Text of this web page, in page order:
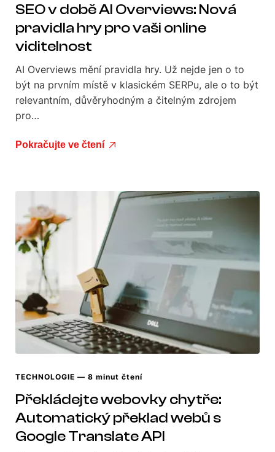
SEO v době AI Overviews: Nová
pravidla hry pro vaši online
viditelnost
AI Overviews mění pravidla hry. Už nejde jen o to
být na prvním místě v klasickém SERPu, ale o to být
relevantním, důvěryhodným a čitelným zdrojem
pro…
Pokračujte ve čtení
TECHNOLOGIE — 8 minut čtení
Překládejte webovky chytře:
Automatický překlad webů s
Google Translate API